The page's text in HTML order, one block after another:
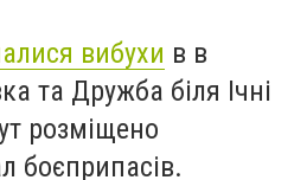
вибухи в в
та Дружба біля Ічні
розміщено
боєприпасів.